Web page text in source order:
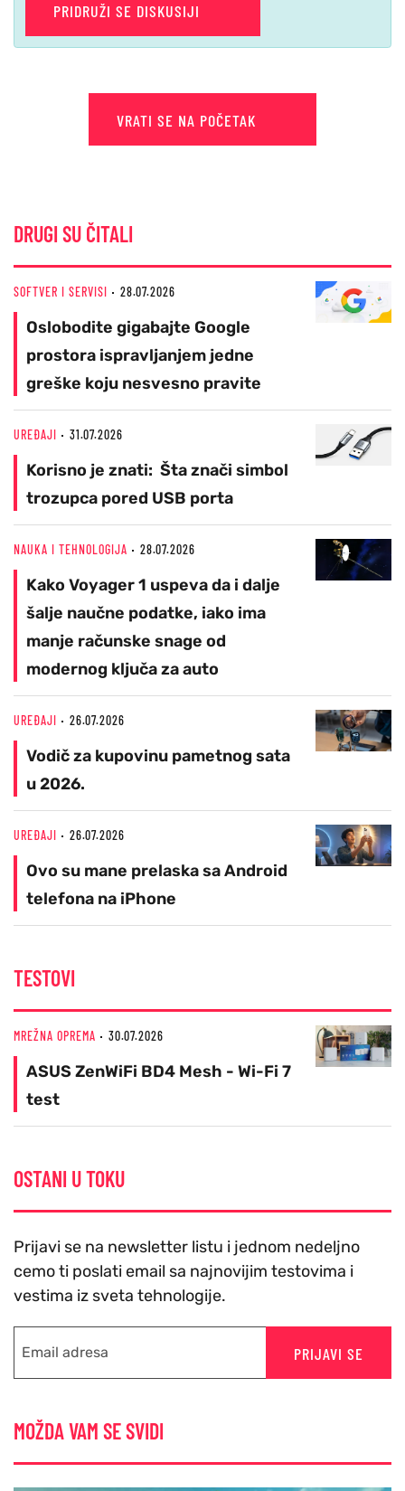
PRIDRUŽI SE DISKUSIJI
VRATI SE NA POČETAK
DRUGI SU ČITALI
SOFTVER I SERVISI 28.07.2026
Oslobodite gigabajte Google
prostora ispravljanjem jedne
greške koju nesvesno pravite
UREĐAJI 31.07.2026
Korisno je znati: Šta znači simbol
trozupca pored USB porta
NAUKA I TEHNOLOGIJA 28.07.2026
Kako Voyager 1 uspeva da i dalje
šalje naučne podatke, iako ima
manje računske snage od
modernog ključa za auto
UREĐAJI 26.07.2026
Vodič za kupovinu pametnog sata
u 2026.
UREĐAJI 26.07.2026
Ovo su mane prelaska sa Android
telefona na iPhone
TESTOVI
MREŽNA OPREMA 30.07.2026
ASUS ZenWiFi BD4 Mesh - Wi-Fi 7
test
OSTANI U TOKU
Prijavi se na newsletter listu i jednom nedeljno
cemo ti poslati email sa najnovijim testovima i
vestima iz sveta tehnologije.
PRIJAVI SE
MOŽDA VAM SE SVIDI